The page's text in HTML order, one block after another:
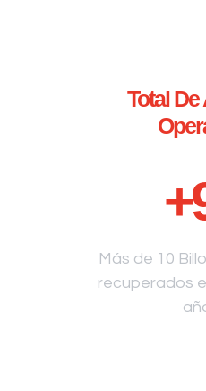
Total
+
Más de 10
recuperados